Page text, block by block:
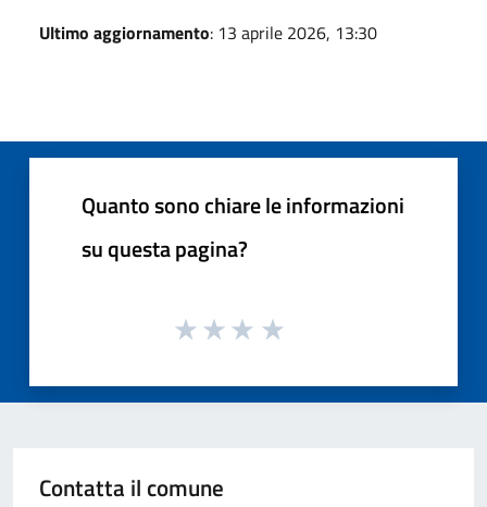
Ultimo aggiornamento: 13 aprile 2026, 13:30
Quanto sono chiare le informazioni
su questa pagina?
Contatta il comune